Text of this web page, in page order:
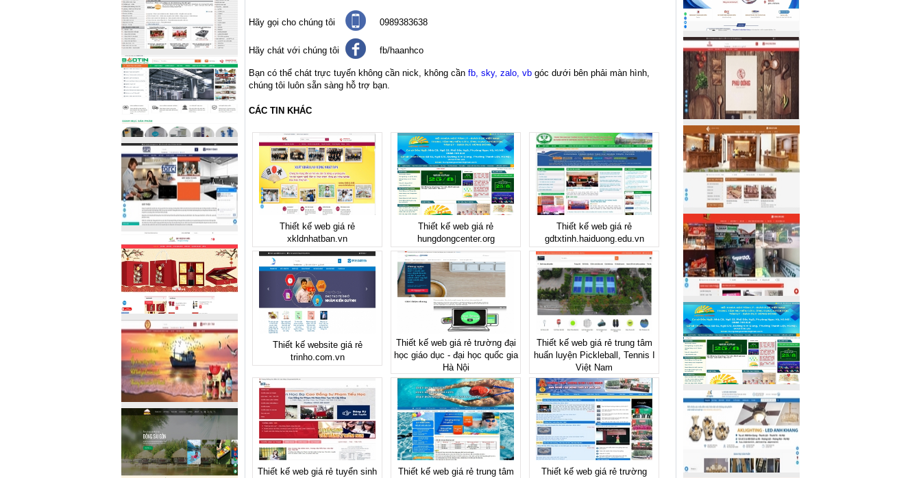
Hãy gọi cho chúng tôi 0989383638
Hãy chát với chúng tôi fb/haanhco
Bạn có thể chát trực tuyến không cần nick, không cần fb, sky, zalo, vb góc dưới bên phải màn hình,
chúng tôi luôn sẵn sàng hỗ trợ bạn.
CÁC TIN KHÁC
Thiết kế web giá rẻ
xkldnhatban.vn
Thiết kế web giá rẻ
hungdongcenter.org
Thiết kế web giá rẻ
gdtxtinh.haiduong.edu.vn
Thiết kế website giá rẻ
trinho.com.vn
Thiết kế web giá rẻ trường đại
học giáo dục - đại học quốc gia
Hà Nội
Thiết kế web giá rẻ trung tâm
huấn luyện Pickleball, Tennis I
Việt Nam
Thiết kế web giá rẻ tuyển sinh
Thiết kế web giá rẻ trung tâm
Thiết kế web giá rẻ trường